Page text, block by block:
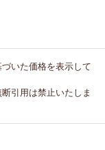
いた価格を表示して
引用は禁止いたしま